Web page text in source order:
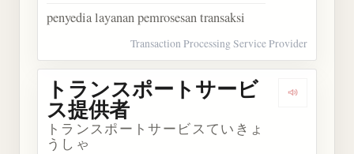
penyedia layanan pemrosesan transaksi
Transaction Processing Service Provider
トランスポートサービ
ス提供者
トランスポートサービスていきょ
うしゃ